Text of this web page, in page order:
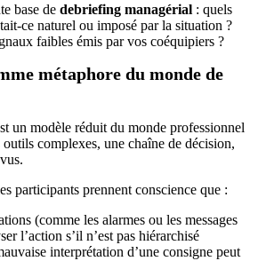
base de debriefing managérial : quels
ce naturel ou imposé par la situation ?
faibles émis par vos coéquipiers ?
métaphore du monde de
un modèle réduit du monde professionnel
complexes, une chaîne de décision,
participants prennent conscience que :
(comme les alarmes ou les messages
l’action s’il n’est pas hiérarchisé
interprétation d’une consigne peut